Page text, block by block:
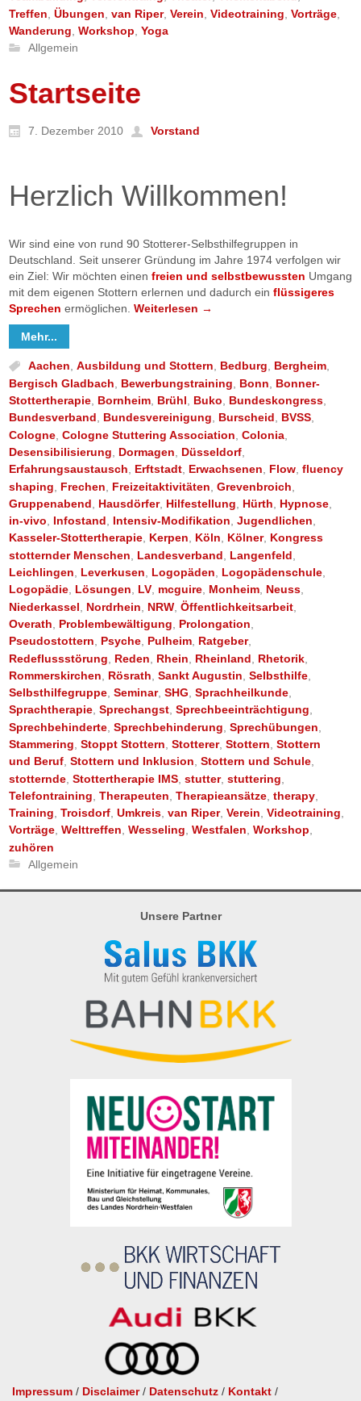
Treffen Übungen van Riper, Verein Videotraining Vorträge
Wanderung, Workshop, Yoga
Allgemein
Startseite
7. Dezember 2010 Vorstand
Herzlich Willkommen!
Wir sind eine von rund 90 Stotterer-Selbsthilfegruppen in
Deutschland. Seit unserer Gründung im Jahre 1974 verfolgen wir
ein Ziel: Wir möchten einen freien und selbstbewussten Umgang
mit dem eigenen Stottern erlernen und dadurch ein flüssigeres
Sprechen ermöglichen. Weiterlesen →
Mehr...
Aachen, Ausbildung und Stottern, Bedburg, Bergheim,
Bergisch Gladbach
Bewerbungstraining Bonn
Bonner-
Stottertherapie, Bornheim, Brühl, Buko, Bundeskongress,
Bundesverband , Bundesvereinigung, Burscheid , BVSS,
Cologne Cologne Stuttering Association Colonia
Desensibilisierung, Dormagen, Düsseldorf,
Erfahrungsaustausch, Erftstadt, Erwachsenen, Flow, fluency
shaping
Frechen Freizeitaktivitäten Grevenbroich
Gruppenabend
Hausdörfer, Hilfestellung Hürth Hypnose
in-vivo, Infostand, Intensiv-Modifikation, Jugendlichen,
Kasseler-Stottertherapie, Kerpen, Köln, Kölner, Kongress
stotternder Menschen
Landesverband Langenfeld
Leichlingen, Leverkusen, Logopäden, Logopädenschule,
Logopädie, Lösungen, LV, mcguire, Monheim, Neuss,
Niederkassel
Nordrhein NRW Öffentlichkeitsarbeit
Overath, Problembewältigung, Prolongation,
Pseudostottern, Psyche, Pulheim, Ratgeber,
Redeflussstörung
Reden Rhein Rheinland Rhetorik
Rommerskirchen
Rösrath Sankt Augustin Selbsthilfe
Selbsthilfegruppe, Seminar, SHG, Sprachheilkunde,
Sprachtherapie, Sprechangst, Sprechbeeinträchtigung,
Sprechbehinderte Sprechbehinderung Sprechübungen
Stammering, Stoppt Stottern, Stotterer, Stottern, Stottern
und Beruf, Stottern und Inklusion, Stottern und Schule,
stotternde Stottertherapie IMS stutter, stuttering
Telefontraining Therapeuten Therapieansätze therapy
Training, Troisdorf, Umkreis, van Riper, Verein, Videotraining,
Vorträge, Welttreffen, Wesseling, Westfalen, Workshop,
zuhören
Allgemein
Unsere Partner
Impressum / Disclaimer/ Datenschutz / Kontakt /